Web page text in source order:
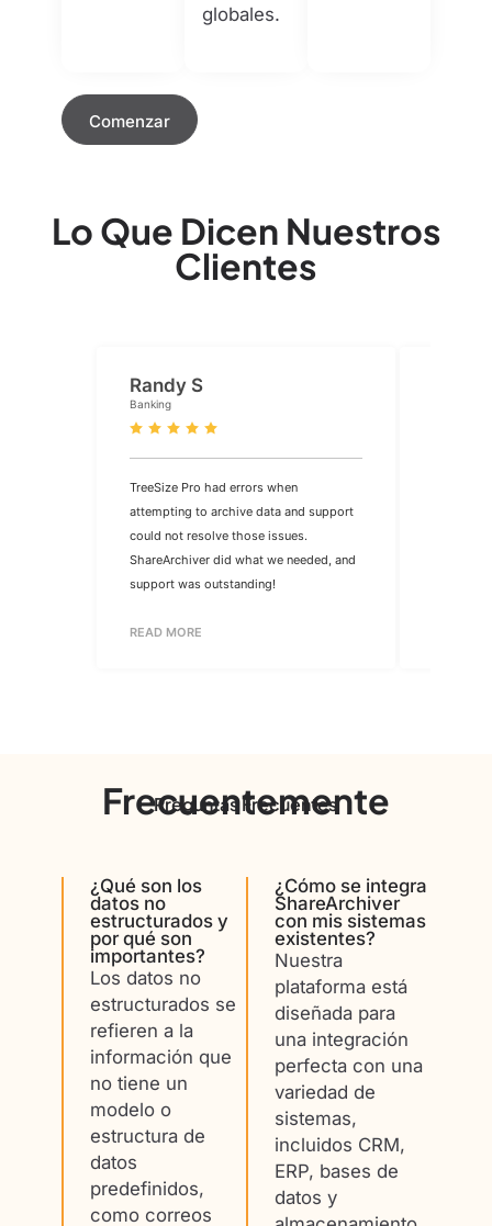
globales.
Comenzar
Lo Que Dicen Nuestros
Clientes
Randy S
Banking
TreeSize Pro had errors when
attempting to archive data and support
could not resolve those issues.
ShareArchiver did what we needed, and
support was outstanding!
READ MORE
Frecuentemente
Preguntas Frecuentes
¿Qué son los
datos no
estructurados y
por qué son
importantes?
Los datos no
estructurados se
refieren a la
información que
no tiene un
modelo o
estructura de
datos
predefinidos,
como correos
¿Cómo se integra
ShareArchiver
con mis sistemas
existentes?
Nuestra
plataforma está
diseñada para
una integración
perfecta con una
variedad de
sistemas,
incluidos CRM,
ERP, bases de
datos y